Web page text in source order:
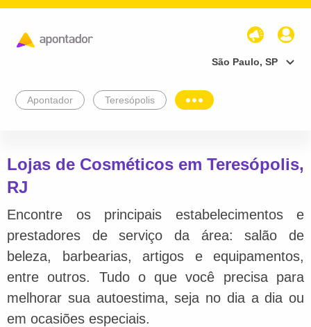
São Paulo, SP
Apontador Teresópolis
Lojas de Cosméticos em Teresópolis,
RJ
Encontre os principais estabelecimentos e
prestadores de serviço da área: salão de
beleza, barbearias, artigos e equipamentos,
entre outros. Tudo o que você precisa para
melhorar sua autoestima, seja no dia a dia ou
em ocasiões especiais.